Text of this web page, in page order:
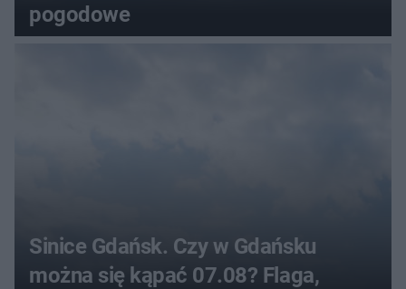
pogodowe
Sinice Gdańsk. Czy w Gdańsku
można się kąpać 07.08? Flaga,